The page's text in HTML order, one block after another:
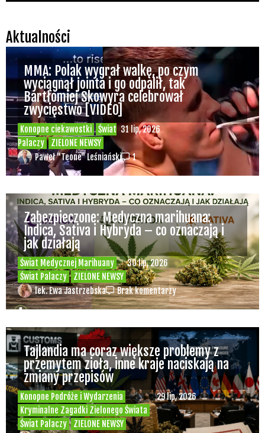
Świat Medycznej Marihuany
Świat
Prawa i legalizacji marihuany
ZIELONE NEWSY
21 lip, 2026
Czy w sytuacji kryzysowej, np. ataku
padaczki, w pociągu PKP IC można użyć
medycznej marihuany korzystając z
waporyzatora?
Paweł "Teone" Leśniański Brak komentarzy
Odmiany Medycznej
Marihuany
20 lip, 2026
Aurora Electric Honeydew – THC 27%, CBD
<1%
Paweł "Teone" Leśniański Brak komentarzy
Świat Konopi Włóknistych
Świat
Medycznej Marihuany
Świat Zielonego
Biznesu
ZIELONE NEWSY
20 lip, 2026
Kombinat Konopny szuka inwestorów. Cel?
Ekspansja międzynarodowa, wejście w
sektor medycznych konopi i dalszy rozwój